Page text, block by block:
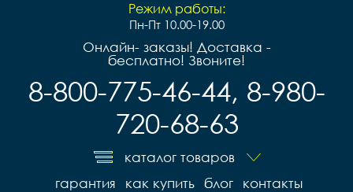
Режим работы:
Пн-Пт 10.00-19.00
Онлайн- заказы! Доставка -
бесплатно! Звоните!
8-800-775-46-44, 8-980-
720-68-63
каталог товаров
контакты
блог
как купить
гарантия